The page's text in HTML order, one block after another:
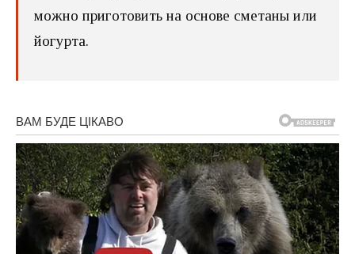
можно приготовить на основе сметаны или
йогурта.